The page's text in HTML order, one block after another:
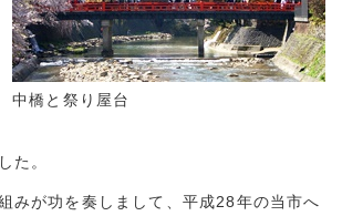
中橋と祭り屋台
た。
みが功を奏しまして、平成28年の当市へ